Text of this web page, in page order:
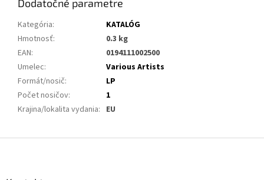
Dodatočné parametre
Kategória:
KATALÓG
Hmotnosť:
0.3 kg
EAN:
0194111002500
Umelec:
Various Artists
Formát/nosič:
LP
Počet nosičov:
1
Krajina/lokalita vydania: EU